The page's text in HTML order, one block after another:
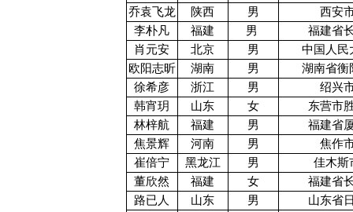
乔袁飞龙
陕西 男
西安
李朴凡
福建 男
福建省
肖元安
北京 男
中国人民
欧阳志昕
湖南 男
湖南省衡
徐希彦
浙江 男
绍兴
韩宵玥
山东 女
东营市
林梓航
福建 男
福建省
焦景辉
河南 男
焦作
崔倍宁
黑龙江 男
佳木斯
董欣然
福建 女
福建省
路已人
山东 男
山东省